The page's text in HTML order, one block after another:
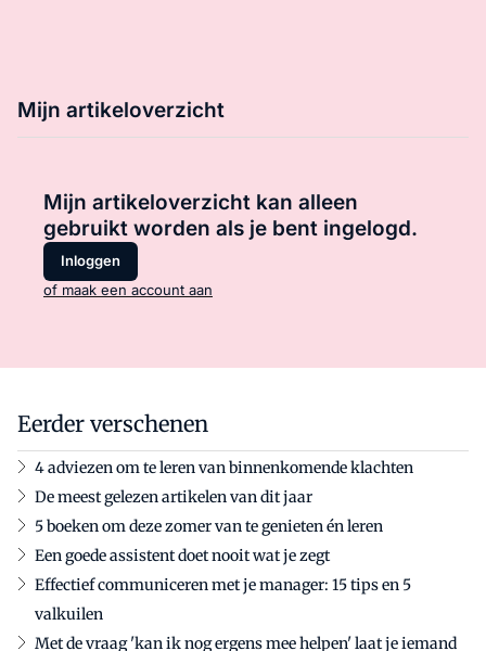
Mijn artikeloverzicht
Mijn artikeloverzicht kan alleen
gebruikt worden als je bent ingelogd.
Inloggen
of maak een account aan
Eerder verschenen
4 adviezen om te leren van binnenkomende klachten
De meest gelezen artikelen van dit jaar
5 boeken om deze zomer van te genieten én leren
Een goede assistent doet nooit wat je zegt
Effectief communiceren met je manager: 15 tips en 5
valkuilen
Met de vraag 'kan ik nog ergens mee helpen' laat je iemand